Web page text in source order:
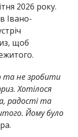
2026 року.
Івано-
щоб
та не зробити
Хотілося
радості та
Йому було